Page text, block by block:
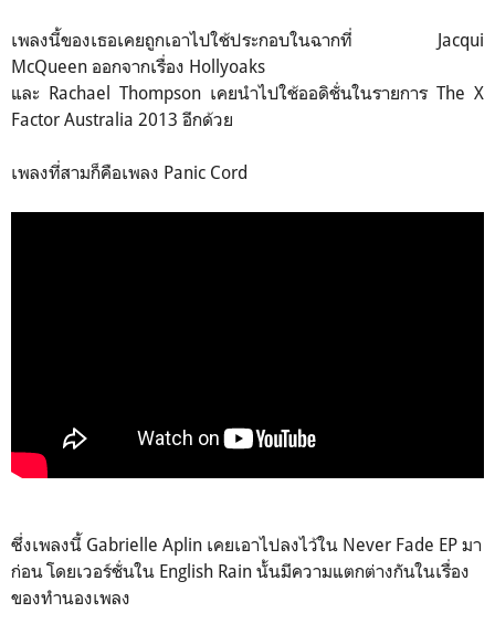
เพลงนี้ของเธอเคยถูกเอาไปใช้ประกอบในฉากที่ Jacqui
McQueen ออกจากเรื่อง Hollyoaks
และ Rachael Thompson เคยนำไปใช้ออดิชั่นในรายการ The X
Factor Australia 2013 อีกด้วย
เพลงที่สามก็คือเพลง Panic Cord
ซึ่งเพลงนี้ Gabrielle Aplin เคยเอาไปลงไว้ใน Never Fade EP มา
ก่อน โดยเวอร์ชั่นใน English Rain นั้นมีความแตกต่างกันในเรื่อง
ของทำนองเพลง